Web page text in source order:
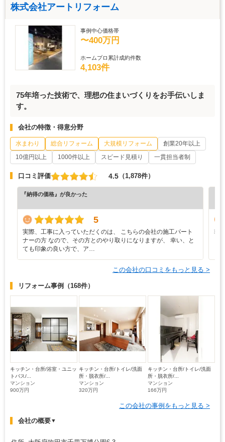
株式会社アートリフォーム
事例中心価格帯
〜400万円
ホームプロ累計成約件数
4,103件
75年培った技術で、理想の住まいづくりをお手伝いしま
す。
会社の特徴・得意分野
水まわり 総合リフォーム 大規模リフォーム
創業20年以上
10億円以上
1000件以上 スピード見積り 一貫担当者制
口コミ評価 4.5 （1,878件）
『納得の価格』が良かった
5
実際、工事に入っていただくのは、 こちらの会社の施工パート
ナーの方 なので、その方とのやり取りになりますが、 幸い、と
ても印象の良い方で、ア…
非
この会社の口コミをもっと見る >
リフォーム事例 （168件）
キッチン・台所/浴室・ユニッ
トバス/...
マンション
900万円
キッチン・台所/トイレ/洗面
所・脱衣所/...
マンション
320万円
キッチン・台所/トイレ/洗面
所・脱衣所/...
マンション
166万円
この会社の事例をもっと見る >
会社の概要▼